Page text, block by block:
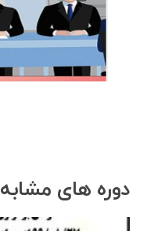
دوره های مشابه